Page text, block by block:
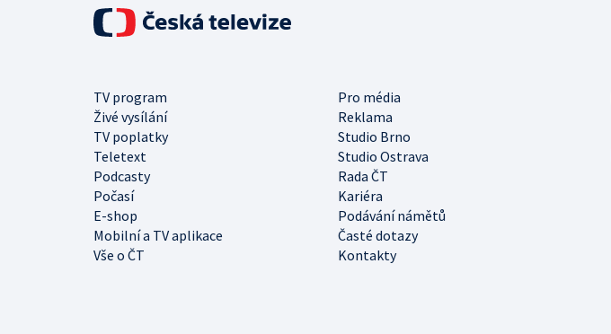
TV program
Pro média
Živé vysílání
Reklama
TV poplatky
Studio Brno
Teletext
Studio Ostrava
Podcasty
Rada ČT
Počasí
Kariéra
E-shop
Podávání námětů
Mobilní a TV aplikace
Časté dotazy
Vše o ČT
Kontakty